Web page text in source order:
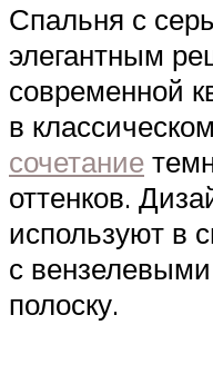
Спальня с
элегантным
современной
в классическом
сочетание
оттенков.
используют в
с
полоску.